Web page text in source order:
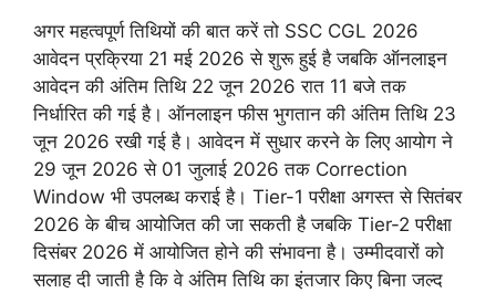
अगर महत्वपूर्ण तिथियों की बात करें तो SSC CGL 2026
आवेदन प्रक्रिया 21 मई 2026 से शुरू हुई है जबकि ऑनलाइन
आवेदन की अंतिम तिथि 22 जून 2026 रात 11 बजे तक
निर्धारित की गई है। ऑनलाइन फीस भुगतान की अंतिम तिथि 23
जून 2026 रखी गई है। आवेदन में सुधार करने के लिए आयोग ने
29 जून 2026 से 01 जुलाई 2026 तक Correction
Window भी उपलब्ध कराई है। Tier-1 परीक्षा अगस्त से सितंबर
2026 के बीच आयोजित की जा सकती है जबकि Tier-2 परीक्षा
दिसंबर 2026 में आयोजित होने की संभावना है। उम्मीदवारों को
सलाह दी जाती है कि वे अंतिम तिथि का इंतजार किए बिना जल्द